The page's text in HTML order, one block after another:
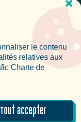
le contenu
relatives aux
Charte de
Tout accepter
fraîches sur le